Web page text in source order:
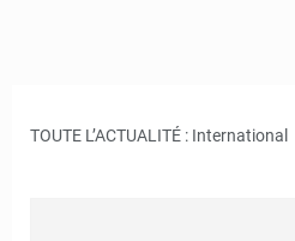
TOUTE L’ACTUALITÉ : International